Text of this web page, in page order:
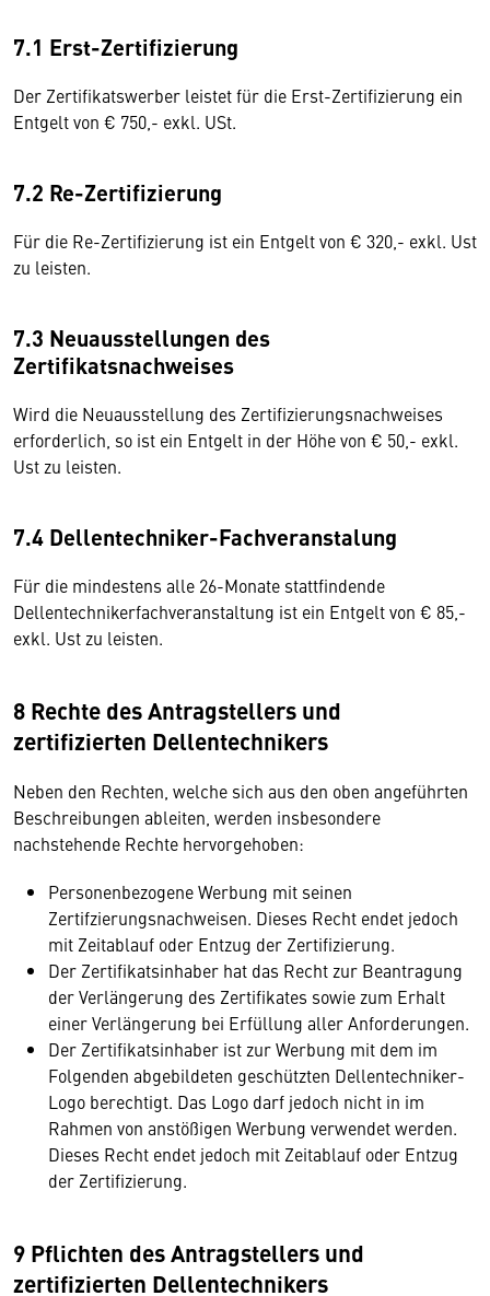
7.1 Erst-Zertifizierung
Der Zertifikatswerber leistet für die Erst-Zertifizierung ein
Entgelt von € 750,- exkl. USt.
7.2 Re-Zertifizierung
Für die Re-Zertifizierung ist ein Entgelt von € 320,- exkl. Ust
zu leisten.
7.3 Neuausstellungen des
Zertifikatsnachweises
Wird die Neuausstellung des Zertifizierungsnachweises
erforderlich, so ist ein Entgelt in der Höhe von € 50,- exkl.
Ust zu leisten.
7.4 Dellentechniker-Fachveranstalung
Für die mindestens alle 26-Monate stattfindende
Dellentechnikerfachveranstaltung ist ein Entgelt von € 85,-
exkl. Ust zu leisten.
8 Rechte des Antragstellers und
zertifizierten Dellentechnikers
Neben den Rechten, welche sich aus den oben angeführten
Beschreibungen ableiten, werden insbesondere
nachstehende Rechte hervorgehoben:
Personenbezogene Werbung mit seinen
Zertifzierungsnachweisen. Dieses Recht endet jedoch
mit Zeitablauf oder Entzug der Zertifizierung.
Der Zertifikatsinhaber hat das Recht zur Beantragung
der Verlängerung des Zertifikates sowie zum Erhalt
einer Verlängerung bei Erfüllung aller Anforderungen.
Der Zertifikatsinhaber ist zur Werbung mit dem im
Folgenden abgebildeten geschützten Dellentechniker-
Logo berechtigt. Das Logo darf jedoch nicht in im
Rahmen von anstößigen Werbung verwendet werden.
Dieses Recht endet jedoch mit Zeitablauf oder Entzug
der Zertifizierung.
9 Pflichten des Antragstellers und
zertifizierten Dellentechnikers